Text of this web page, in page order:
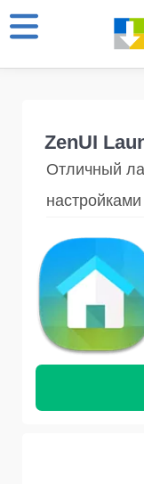
ZenUI
Отличный
настройками